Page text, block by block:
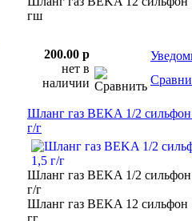
гш
200.00 p
нет в
наличии
Шланг газ BEKA 1/2
г/г
Шланг газ BEKA 1/2
г/г
Шланг газ BEKA 12 сильфон